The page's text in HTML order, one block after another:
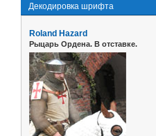
Декодировка шрифта
Roland Hazard
Рыцарь Ордена. В отставке.